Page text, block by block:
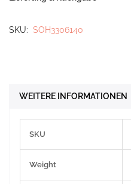
SKU SOH3306140
WEITERE INFORMATIONEN
Informationen
SKU
Weight